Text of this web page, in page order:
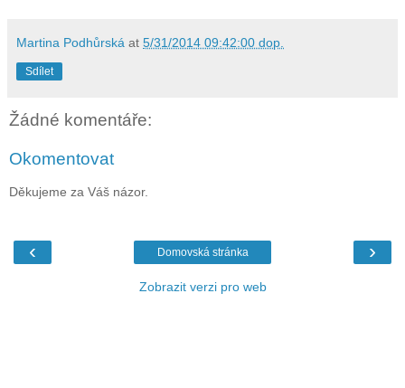
Martina Podhůrská at 5/31/2014 09:42:00 dop.
Sdílet
Žádné komentáře:
Okomentovat
Děkujeme za Váš názor.
‹ ›
Domovská stránka
Zobrazit verzi pro web